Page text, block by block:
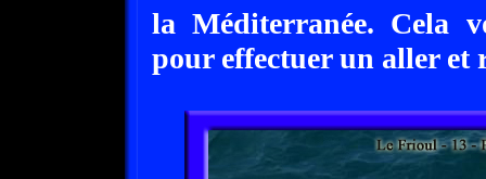
la Méditerranée. Cela
pour effectuer un aller et